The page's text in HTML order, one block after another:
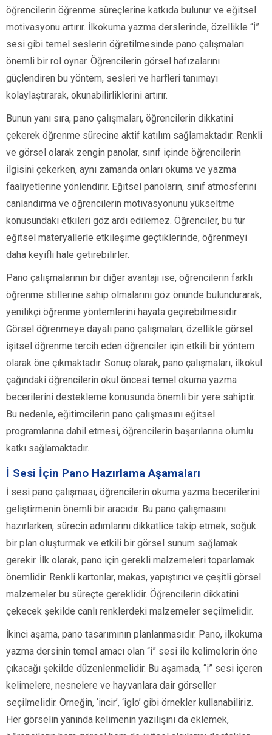
öğrencilerin öğrenme süreçlerine katkıda bulunur ve eğitsel
motivasyonu artırır. İlkokuma yazma derslerinde, özellikle “İ”
sesi gibi temel seslerin öğretilmesinde pano çalışmaları
önemli bir rol oynar. Öğrencilerin görsel hafızalarını
güçlendiren bu yöntem, sesleri ve harfleri tanımayı
kolaylaştırarak, okunabilirliklerini artırır.
Bunun yanı sıra, pano çalışmaları, öğrencilerin dikkatini
çekerek öğrenme sürecine aktif katılım sağlamaktadır. Renkli
ve görsel olarak zengin panolar, sınıf içinde öğrencilerin
ilgisini çekerken, aynı zamanda onları okuma ve yazma
faaliyetlerine yönlendirir. Eğitsel panoların, sınıf atmosferini
canlandırma ve öğrencilerin motivasyonunu yükseltme
konusundaki etkileri göz ardı edilemez. Öğrenciler, bu tür
eğitsel materyallerle etkileşime geçtiklerinde, öğrenmeyi
daha keyifli hale getirebilirler.
Pano çalışmalarının bir diğer avantajı ise, öğrencilerin farklı
öğrenme stillerine sahip olmalarını göz önünde bulundurarak,
yenilikçi öğrenme yöntemlerini hayata geçirebilmesidir.
Görsel öğrenmeye dayalı pano çalışmaları, özellikle görsel
işitsel öğrenme tercih eden öğrenciler için etkili bir yöntem
olarak öne çıkmaktadır. Sonuç olarak, pano çalışmaları, ilkokul
çağındaki öğrencilerin okul öncesi temel okuma yazma
becerilerini destekleme konusunda önemli bir yere sahiptir.
Bu nedenle, eğitimcilerin pano çalışmasını eğitsel
programlarına dahil etmesi, öğrencilerin başarılarına olumlu
katkı sağlamaktadır.
İ Sesi İçin Pano Hazırlama Aşamaları
İ sesi pano çalışması, öğrencilerin okuma yazma becerilerini
geliştirmenin önemli bir aracıdır. Bu pano çalışmasını
hazırlarken, sürecin adımlarını dikkatlice takip etmek, soğuk
bir plan oluşturmak ve etkili bir görsel sunum sağlamak
gerekir. İlk olarak, pano için gerekli malzemeleri toparlamak
önemlidir. Renkli kartonlar, makas, yapıştırıcı ve çeşitli görsel
malzemeler bu süreçte gereklidir. Öğrencilerin dikkatini
çekecek şekilde canlı renklerdeki malzemeler seçilmelidir.
İkinci aşama, pano tasarımının planlanmasıdır. Pano, ilkokuma
yazma dersinin temel amacı olan “i” sesi ile kelimelerin öne
çıkacağı şekilde düzenlenmelidir. Bu aşamada, “i” sesi içeren
kelimelere, nesnelere ve hayvanlara dair görseller
seçilmelidir. Örneğin, ‘incir’, ‘iglo’ gibi örnekler kullanabiliriz.
Her görselin yanında kelimenin yazılışını da eklemek,